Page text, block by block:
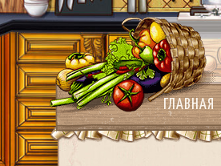
ГЛАВНАЯ